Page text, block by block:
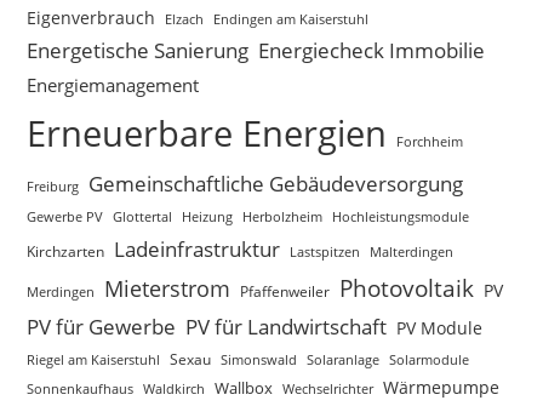
Eigenverbrauch Elzach Endingen am Kaiserstuhl
Energetische Sanierung Energiecheck Immobilie
Energiemanagement
Erneuerbare Energien Forchheim
Freiburg Gemeinschaftliche Gebäudeversorgung
Gewerbe PV Glottertal Heizung Herbolzheim Hochleistungsmodule
Kirchzarten Ladeinfrastruktur Lastspitzen Malterdingen
Merdingen Mieterstrom Pfaffenweiler Photovoltaik PV
PV für Gewerbe PV für Landwirtschaft PV Module
Riegel am Kaiserstuhl Sexau Simonswald Solaranlage Solarmodule
Sonnenkaufhaus Waldkirch Wallbox Wechselrichter Wärmepumpe